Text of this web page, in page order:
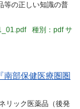
等の正しい知識の普
種別：pdfサ
南部保健医療圏圏
リック医薬品（後発